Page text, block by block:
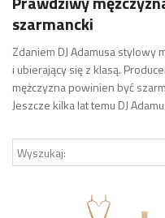
szarmancki
Zdaniem DJ Adamusa stylowy
i ubierający się z klasą.
mężczyzna powinien być
Jeszcze kilka lat temu DJ